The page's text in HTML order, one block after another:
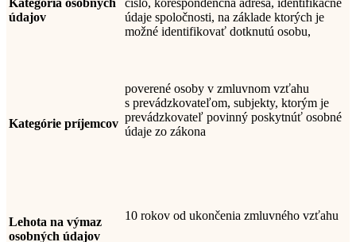
údajov
údaje spoločnosti, na základe ktorých je
možné identifikovať dotknutú osobu,
Kategórie príjemcov
poverené osoby v zmluvnom vzťahu
s prevádzkovateľom, subjekty, ktorým je
prevádzkovateľ povinný poskytnúť osobné
údaje zo zákona
Lehota na výmaz
osobných údajov
10 rokov od ukončenia zmluvného vzťahu